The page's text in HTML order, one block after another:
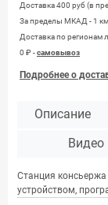
Доставка 400 руб (в
За пределы МКАД - 1
Доставка по регионам
0 ₽ -самовывоз
Подробнее о
Описание
Видео
Cтанция
устройством,